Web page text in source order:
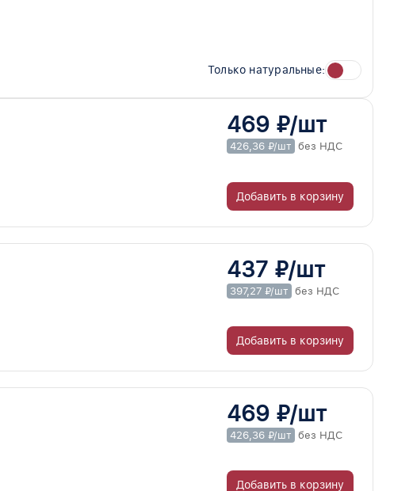
Только натуральные:
469 ₽/шт
426,36 ₽/шт без НДС
Добавить в корзину
437 ₽/шт
397,27 ₽/шт без НДС
Добавить в корзину
469 ₽/шт
426,36 ₽/шт без НДС
Добавить в корзину